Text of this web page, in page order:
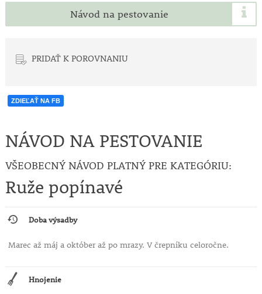
Návod na pestovanie
PRIDAŤ K POROVNANIU
ZDIEĽAŤ NA FB
NÁVOD NA PESTOVANIE
VŠEOBECNÝ NÁVOD PLATNÝ PRE KATEGÓRIU:
Ruže popínavé
Doba výsadby
Marec až máj a október až po mrazy. V črepníku celoročne.
Hnojenie